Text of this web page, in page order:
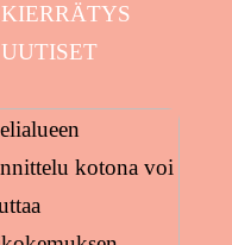
KIERRÄTYS
UUTISET